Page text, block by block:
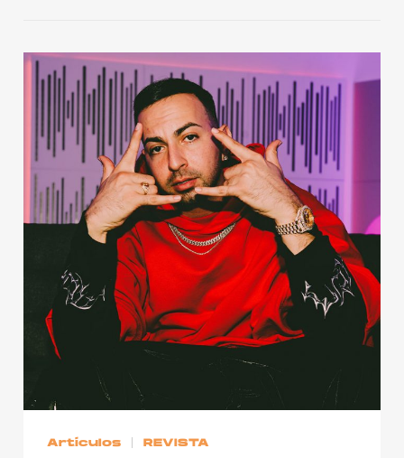
Contacto
Aviso Legal
© 2015-2022 UMOMAG. PROPIEDAD DE UMO agency. TODOS LOS
DERECHOS RESERVADOS.
Artículos REVISTA